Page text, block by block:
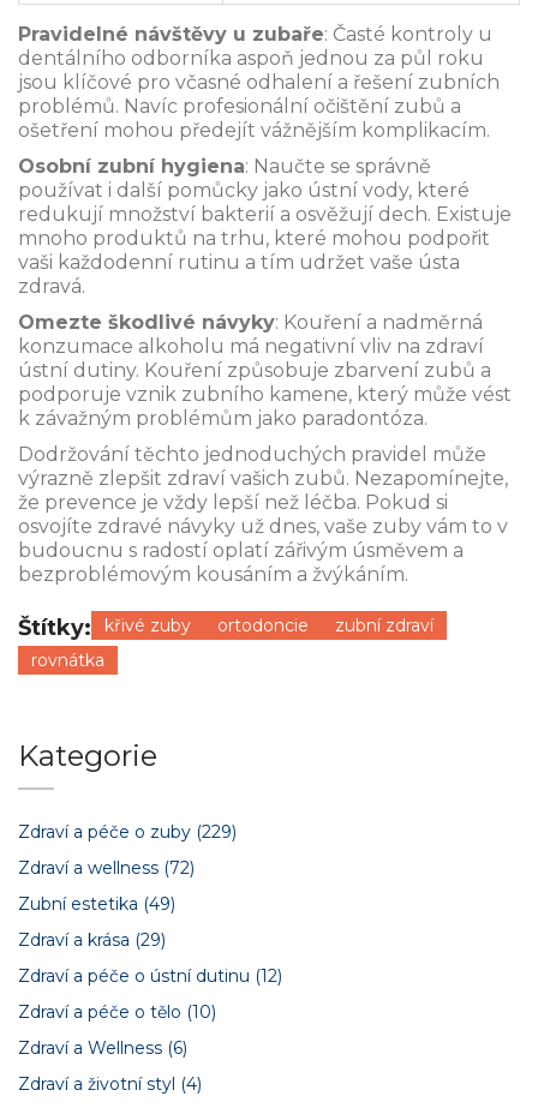
Pravidelné návštěvy u zubaře: Časté kontroly u
dentálního odborníka aspoň jednou za půl roku
jsou klíčové pro včasné odhalení a řešení zubních
problémů. Navíc profesionální očištění zubů a
ošetření mohou předejít vážnějším komplikacím.
Osobní zubní hygiena: Naučte se správně
používat i další pomůcky jako ústní vody, které
redukují množství bakterií a osvěžují dech. Existuje
mnoho produktů na trhu, které mohou podpořit
vaši každodenní rutinu a tím udržet vaše ústa
zdravá.
Omezte škodlivé návyky: Kouření a nadměrná
konzumace alkoholu má negativní vliv na zdraví
ústní dutiny. Kouření způsobuje zbarvení zubů a
podporuje vznik zubního kamene, který může vést
k závažným problémům jako paradontóza.
Dodržování těchto jednoduchých pravidel může
výrazně zlepšit zdraví vašich zubů. Nezapomínejte,
že prevence je vždy lepší než léčba. Pokud si
osvojíte zdravé návyky už dnes, vaše zuby vám to v
budoucnu s radostí oplatí zářivým úsměvem a
bezproblémovým kousáním a žvýkáním.
Štítky: křivé zuby ortodoncie
zubní zdraví
rovnátka
Kategorie
Zdraví a péče o zuby (229)
Zdraví a wellness (72)
Zubní estetika (49)
Zdraví a krása (29)
Zdraví a péče o ústní dutinu (12)
Zdraví a péče o tělo (10)
Zdraví a Wellness (6)
Zdraví a životní styl (4)